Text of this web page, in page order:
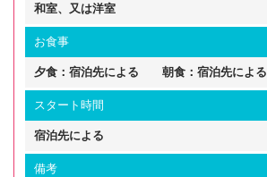
和室、又は洋室
お食事
夕食：宿泊先による 朝食：宿泊先による
スタート時間
宿泊先による
備考